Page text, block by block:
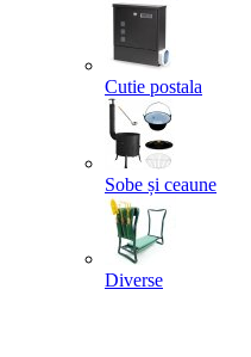
Cutie postala
Sobe și ceaune
Diverse